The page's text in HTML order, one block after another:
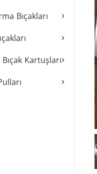
›
Bıçakları
›
›
Kartuşları
›